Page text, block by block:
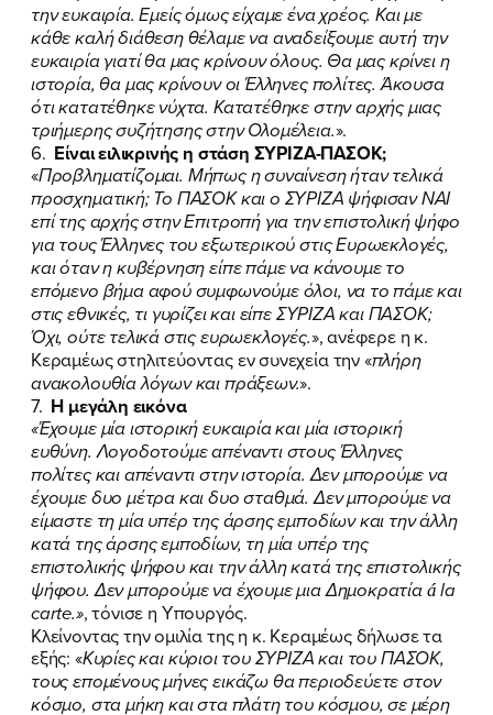
την ευκαιρία. Εμείς όμως είχαμε ένα χρέος. Και με
κάθε καλή διάθεση θέλαμε να αναδείξουμε αυτή την
ευκαιρία γιατί θα μας κρίνουν όλους. Θα μας κρίνει η
ιστορία, θα μας κρίνουν οι Έλληνες πολίτες. Άκουσα
ότι κατατέθηκε νύχτα. Κατατέθηκε στην αρχής μιας
τριήμερης συζήτησης στην Ολομέλεια.».
6. Είναι ειλικρινής η στάση ΣΥΡΙΖΑ-ΠΑΣΟΚ;
«Προβληματίζομαι. Μήπως η συναίνεση ήταν τελικά
προσχηματική; Το ΠΑΣΟΚ και ο ΣΥΡΙΖΑ ψήφισαν ΝΑΙ
επί της αρχής στην Επιτροπή για την επιστολική ψήφο
για τους Έλληνες του εξωτερικού στις Ευρωεκλογές,
και όταν η κυβέρνηση είπε πάμε να κάνουμε το
επόμενο βήμα αφού συμφωνούμε όλοι, να το πάμε και
στις εθνικές, τι γυρίζει και είπε ΣΥΡΙΖΑ και ΠΑΣΟΚ;
Όχι, ούτε τελικά στις ευρωεκλογές.», ανέφερε η κ.
Κεραμέως στηλιτεύοντας εν συνεχεία την «πλήρη
ανακολουθία λόγων και πράξεων.».
7. Η μεγάλη εικόνα
«Έχουμε μία ιστορική ευκαιρία και μία ιστορική
ευθύνη. Λογοδοτούμε απέναντι στους Έλληνες
πολίτες και απέναντι στην ιστορία. Δεν μπορούμε να
έχουμε δυο μέτρα και δυο σταθμά. Δεν μπορούμε να
είμαστε τη μία υπέρ της άρσης εμποδίων και την άλλη
κατά της άρσης εμποδίων, τη μία υπέρ της
επιστολικής ψήφου και την άλλη κατά της επιστολικής
ψήφου. Δεν μπορούμε να έχουμε μια Δημοκρατία á la
carte.», τόνισε η Υπουργός.
Κλείνοντας την ομιλία της η κ. Κεραμέως δήλωσε τα
εξής: «Κυρίες και κύριοι του ΣΥΡΙΖΑ και του ΠΑΣΟΚ,
τους επομένους μήνες εικάζω θα περιοδεύετε στον
κόσμο, στα μήκη και στα πλάτη του κόσμου, σε μέρη